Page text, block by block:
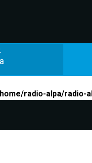
radio-alpa/radio-